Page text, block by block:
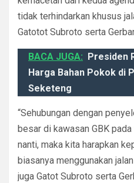
tidak terhindarkan khusus
Gatotot Subroto serta
BACA JUGA:
Presiden
Harga Bahan Pokok di
Seketeng
“Sehubungan dengan
besar di kawasan GBK
nanti, maka kita harapkan
biasanya menggunakan
juga Gatot Subroto serta